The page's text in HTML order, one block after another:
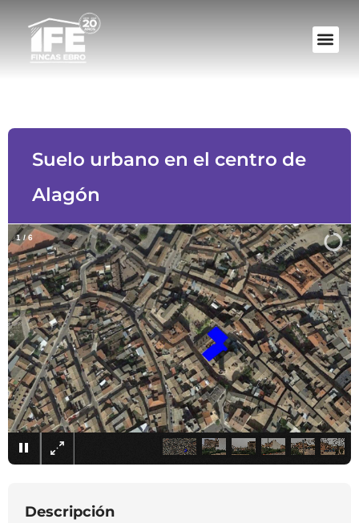
Suelo urbano en el centro de
Alagón
×
1 /6
Descripción